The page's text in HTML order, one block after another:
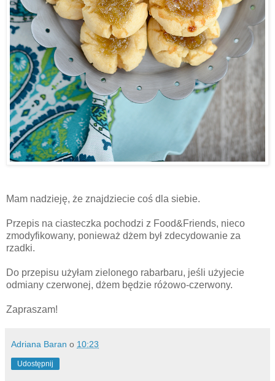
Mam nadzieję, że znajdziecie coś dla siebie.
Przepis na ciasteczka pochodzi z Food&Friends, nieco
zmodyfikowany, ponieważ dżem był zdecydowanie za
rzadki.
Do przepisu użyłam zielonego rabarbaru, jeśli użyjecie
odmiany czerwonej, dżem będzie różowo-czerwony.
Zapraszam!
Adriana Baran o 10:23
Udostępnij